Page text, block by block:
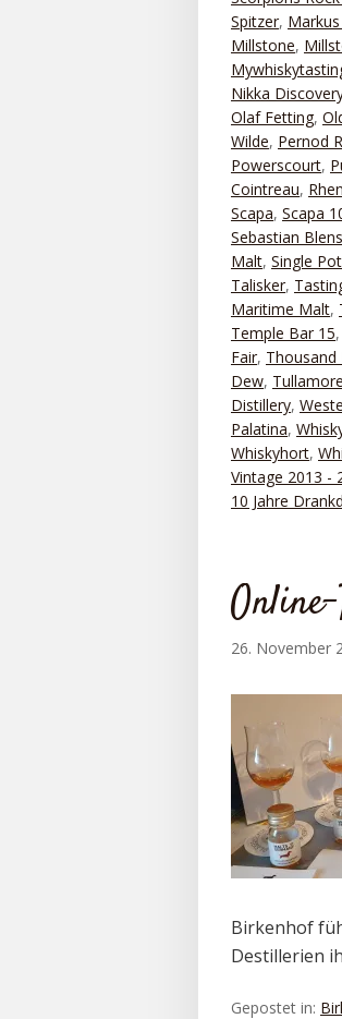
Spitzer,
Millstone,
Nikka
Olaf Fetting,
Wilde, Pernod
Powerscourt,
Cointreau,
Scapa, Scapa
Sebastian
Malt, Single
Talisker,
Maritime Malt,
Temple Bar 15,
Fair,
Dew,
Distillery,
Palatina,
Whiskyhort,
Vintage 2013 -
10 Jahre
26. November
Birkenhof
Destillerien
Gepostet in: